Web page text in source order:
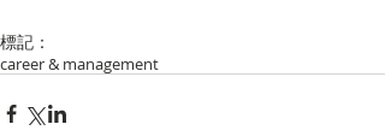
標記：
career & management